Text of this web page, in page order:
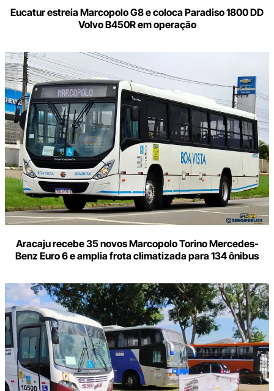
Eucatur estreia Marcopolo G8 e coloca Paradiso 1800 DD
Volvo B450R em operação
Aracaju recebe 35 novos Marcopolo Torino Mercedes-
Benz Euro 6 e amplia frota climatizada para 134 ônibus